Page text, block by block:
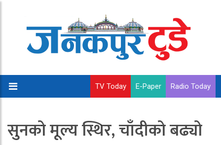
TV Today E-Paper Radio Today
सुनको मूल्य स्थिर, चाँदीको बढ्यो